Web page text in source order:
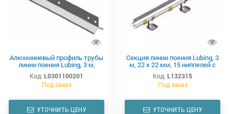
Алюминиевый профиль трубы
линии поения Lubing, 3 м,
усиленный
Код: L0301100201
Под заказ
УТОЧНИТЬ ЦЕНУ
Секция линии поения Lubing, 3
м, 22 x 22 мм, 15 ниппелей с
каплеуловителями, комплект
Код: L132315
Под заказ
УТОЧНИТЬ ЦЕНУ